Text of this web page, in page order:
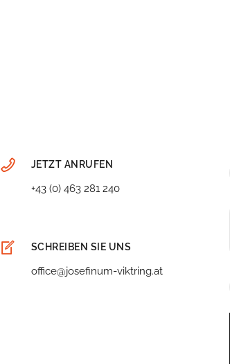
JETZT ANRUFEN
+43 (0) 463 281 240
SCHREIBEN SIE UNS
office@josefinum-viktring.at